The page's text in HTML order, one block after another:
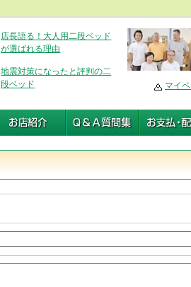
店長語る！大人用二段ベッド
が選ばれる理由
地震対策になったと評判の二
段ベッド
マイ